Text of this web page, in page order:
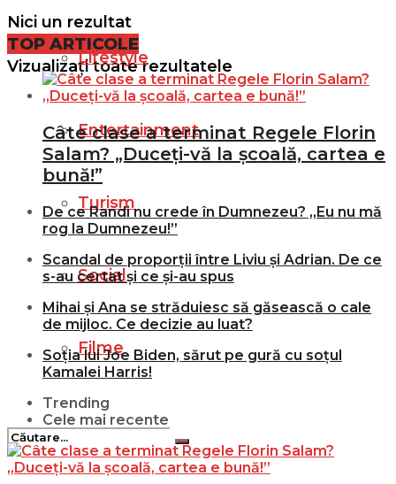
Nici un rezultat
Vizualizați toate rezultatele
Lifestyle
Entertainment
Turism
Social
Filme
TOP ARTICOLE
Câte clase a terminat Regele Florin
Salam? „Duceți-vă la școală, cartea e
bună!”
De ce Randi nu crede în Dumnezeu? „Eu nu mă
rog la Dumnezeu!”
Scandal de proporții între Liviu și Adrian. De ce
s-au certat și ce și-au spus
Mihai și Ana se străduiesc să găsească o cale
de mijloc. Ce decizie au luat?
Soția lui Joe Biden, sărut pe gură cu soțul
Kamalei Harris!
Trending
Cele mai recente